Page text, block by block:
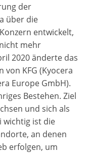
der
über die
entwickelt,
mehr
2020 änderte das
KFG (Kyocera
Europe GmbH).
Bestehen. Ziel
und sich als
wichtig ist die
an denen
erfolgen, um